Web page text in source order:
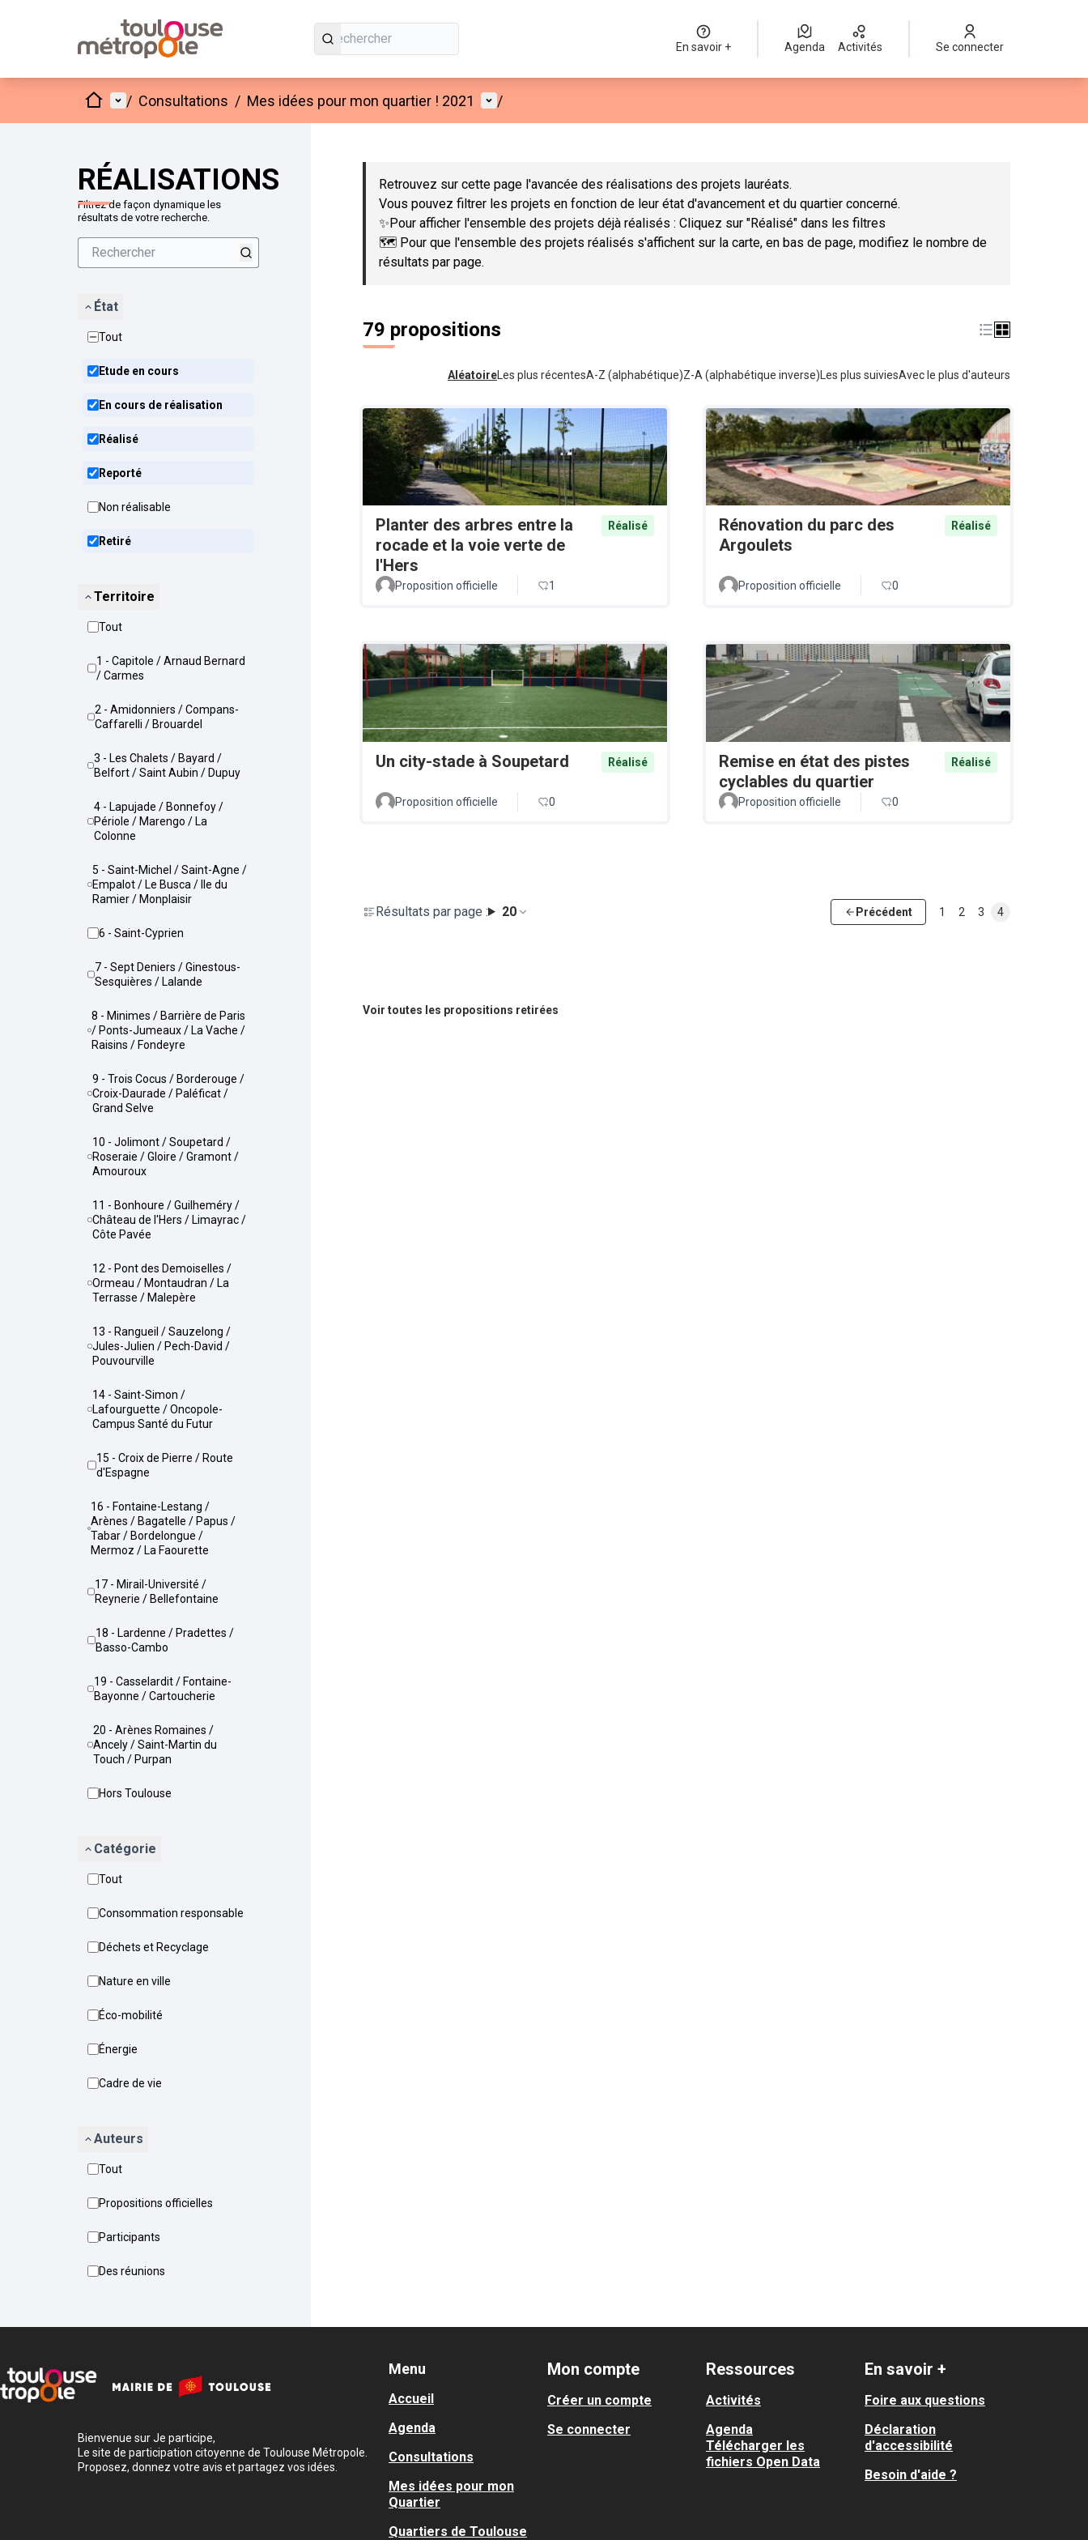
En savoir + Agenda Activités Se connecter
AccueilMenu principal
/ Consultations / Mes idées pour mon quartier ! 2021 Menu utilisateur
/
RÉALISATIONS
Filtrez de façon dynamique les
résultats de votre recherche.
État
Tout
Etude en cours
En cours de réalisation
Réalisé
Reporté
Non réalisable
Retiré
Territoire
Tout
1 - Capitole / Arnaud Bernard
/ Carmes
2 - Amidonniers / Compans-
Caffarelli / Brouardel
3 - Les Chalets / Bayard /
Belfort / Saint Aubin / Dupuy
4 - Lapujade / Bonnefoy /
Périole / Marengo / La
Colonne
5 - Saint-Michel / Saint-Agne /
Empalot / Le Busca / Ile du
Ramier / Monplaisir
6 - Saint-Cyprien
7 - Sept Deniers / Ginestous-
Sesquières / Lalande
8 - Minimes / Barrière de Paris
/ Ponts-Jumeaux / La Vache /
Raisins / Fondeyre
9 - Trois Cocus / Borderouge /
Croix-Daurade / Paléficat /
Grand Selve
10 - Jolimont / Soupetard /
Roseraie / Gloire / Gramont /
Amouroux
11 - Bonhoure / Guilheméry /
Château de l'Hers / Limayrac /
Côte Pavée
12 - Pont des Demoiselles /
Ormeau / Montaudran / La
Terrasse / Malepère
13 - Rangueil / Sauzelong /
Jules-Julien / Pech-David /
Pouvourville
14 - Saint-Simon /
Lafourguette / Oncopole-
Campus Santé du Futur
15 - Croix de Pierre / Route
d'Espagne
16 - Fontaine-Lestang /
Arènes / Bagatelle / Papus /
Tabar / Bordelongue /
Mermoz / La Faourette
17 - Mirail-Université /
Reynerie / Bellefontaine
18 - Lardenne / Pradettes /
Basso-Cambo
19 - Casselardit / Fontaine-
Bayonne / Cartoucherie
20 - Arènes Romaines /
Ancely / Saint-Martin du
Touch / Purpan
Hors Toulouse
Catégorie
Tout
Consommation responsable
Déchets et Recyclage
Nature en ville
Éco-mobilité
Énergie
Cadre de vie
Auteurs
Tout
Propositions officielles
Participants
Des réunions
Passer la carte
Retrouvez sur cette page l'avancée des réalisations des projets lauréats.
Vous pouvez filtrer les projets en fonction de leur état d'avancement et du quartier concerné.
✨Pour afficher l'ensemble des projets déjà réalisés : Cliquez sur "Réalisé" dans les filtres
🗺️ Pour que l'ensemble des projets réalisés s'affichent sur la carte, en bas de page, modifiez le nombre de
résultats par page.
79 propositions
Aléatoire Les plus récentesA-Z (alphabétique)Z-A (alphabétique inverse) Les plus suiviesAvec le plus d'auteurs
Planter des arbres entre la
rocade et la voie verte de
l'Hers
Réalisé
Proposition officielle 1
Rénovation du parc des
Argoulets
Réalisé
Proposition officielle 0
Un city-stade à Soupetard Réalisé
Proposition officielle 0
Remise en état des pistes
cyclables du quartier
Réalisé
Proposition officielle 0
Résultats par page : 20 Précédent 1 2 3 4
Voir toutes les propositions retirées
Bienvenue sur Je participe,
Le site de participation citoyenne de Toulouse Métropole.
Proposez, donnez votre avis et partagez vos idées.
Menu
Accueil
Agenda
Consultations
Mes idées pour mon
Quartier
Quartiers de Toulouse
Mon compte
Créer un compte
Se connecter
Ressources
Activités
Agenda
Télécharger les
fichiers Open Data
En savoir +
Foire aux questions
Déclaration
d'accessibilité
Besoin d'aide ?